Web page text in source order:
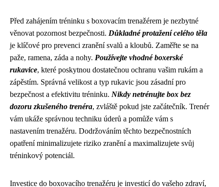
Před zahájením tréninku s boxovacím trenažérem je nezbytné
věnovat pozornost bezpečnosti. Důkladné protažení celého těla
je klíčové pro prevenci zranění svalů a kloubů. Zaměřte se na
paže, ramena, záda a nohy. Používejte vhodné boxerské
rukavice, které poskytnou dostatečnou ochranu vašim rukám a
zápěstím. Správná velikost a typ rukavic jsou zásadní pro
bezpečnost a efektivitu tréninku. Nikdy netrénujte box bez
dozoru zkušeného trenéra, zvláště pokud jste začátečník. Trenér
vám ukáže správnou techniku úderů a pomůže vám s
nastavením trenažéru. Dodržováním těchto bezpečnostních
opatření minimalizujete riziko zranění a maximalizujete svůj
tréninkový potenciál.
Investice do boxovacího trenažéru je investicí do vašeho zdraví,